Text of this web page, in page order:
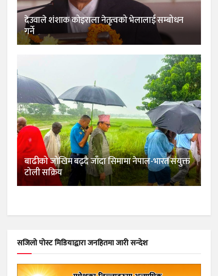
देउवाले शंशाक कोइराला नेतृत्वको भेलालाई सम्बोधन
गर्ने
बाढीको जोखिम बढ्दै जाँदा सिमामा नेपाल-भारत संयुक्त
टोली सक्रिय
सजिलो पोस्ट मिडियाद्वारा जनहितमा जारी सन्देश